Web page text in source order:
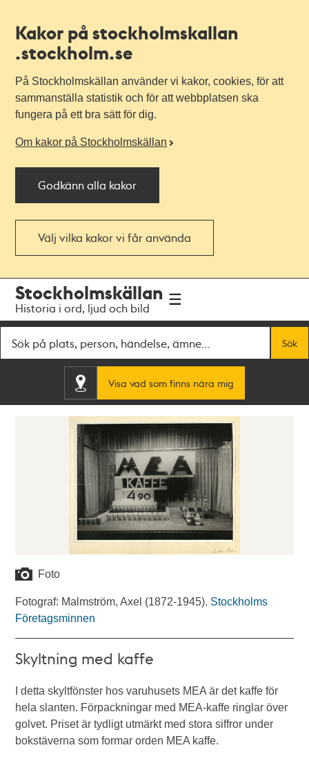
Kakor på stockholmskallan
.stockholm.se
På Stockholmskällan använder vi kakor, cookies, för att
sammanställa statistik och för att webbplatsen ska
fungera på ett bra sätt för dig.
Om kakor på Stockholmskällan
Godkänn alla kakor
Välj vilka kakor vi får använda
navigationen
huvudinnehållet
Stockholmskällan
Historia i ord, ljud och bild
Sök
Visa vad som finns nära mig
Foto
Fotograf: Malmström, Axel (1872-1945). Stockholms
Företagsminnen
Skyltning med kaffe
I detta skyltfönster hos varuhusets MEA är det kaffe för
hela slanten. Förpackningar med MEA-kaffe ringlar över
golvet. Priset är tydligt utmärkt med stora siffror under
bokstäverna som formar orden MEA kaffe.